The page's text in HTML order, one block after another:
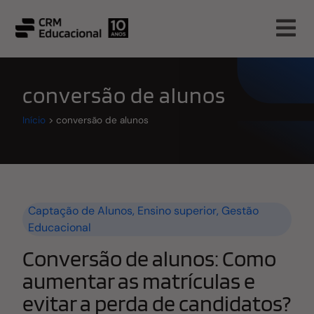
conversão de alunos
Início >conversão de alunos
Captação de Alunos, Ensino superior, Gestão
Educacional
Conversão de alunos: Como
aumentar as matrículas e
evitar a perda de candidatos?